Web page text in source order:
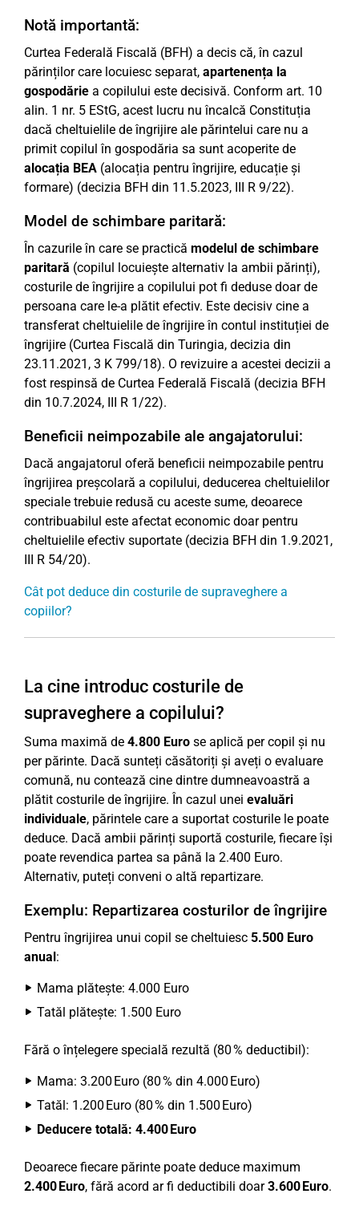
Notă importantă:
Curtea Federală Fiscală (BFH) a decis că, în cazul
părinților care locuiesc separat, apartenența la
gospodărie a copilului este decisivă. Conform art. 10
alin. 1 nr. 5 EStG, acest lucru nu încalcă Constituția
dacă cheltuielile de îngrijire ale părintelui care nu a
primit copilul în gospodăria sa sunt acoperite de
alocația BEA (alocația pentru îngrijire, educație și
formare) (decizia BFH din 11.5.2023, III R 9/22).
Model de schimbare paritară:
În cazurile în care se practică modelul de schimbare
paritară (copilul locuiește alternativ la ambii părinți),
costurile de îngrijire a copilului pot fi deduse doar de
persoana care le-a plătit efectiv. Este decisiv cine a
transferat cheltuielile de îngrijire în contul instituției de
îngrijire (Curtea Fiscală din Turingia, decizia din
23.11.2021, 3 K 799/18). O revizuire a acestei decizii a
fost respinsă de Curtea Federală Fiscală (decizia BFH
din 10.7.2024, III R 1/22).
Beneficii neimpozabile ale angajatorului:
Dacă angajatorul oferă beneficii neimpozabile pentru
îngrijirea preșcolară a copilului, deducerea cheltuielilor
speciale trebuie redusă cu aceste sume, deoarece
contribuabilul este afectat economic doar pentru
cheltuielile efectiv suportate (decizia BFH din 1.9.2021,
III R 54/20).
Cât pot deduce din costurile de supraveghere a
copiilor?
La cine introduc costurile de
supraveghere a copilului?
Suma maximă de 4.800 Euro se aplică per copil și nu
per părinte. Dacă sunteți căsătoriți și aveți o evaluare
comună, nu contează cine dintre dumneavoastră a
plătit costurile de îngrijire. În cazul unei evaluări
individuale, părintele care a suportat costurile le poate
deduce. Dacă ambii părinți suportă costurile, fiecare își
poate revendica partea sa până la 2.400 Euro.
Alternativ, puteți conveni o altă repartizare.
Exemplu: Repartizarea costurilor de îngrijire
Pentru îngrijirea unui copil se cheltuiesc 5.500 Euro
anual:
Mama plătește: 4.000 Euro
Tatăl plătește: 1.500 Euro
Fără o înțelegere specială rezultă (80 % deductibil):
Mama: 3.200 Euro (80 % din 4.000 Euro)
Tatăl: 1.200 Euro (80 % din 1.500 Euro)
Deducere totală: 4.400 Euro
Deoarece fiecare părinte poate deduce maximum
2.400 Euro, fără acord ar fi deductibili doar3.600 Euro.